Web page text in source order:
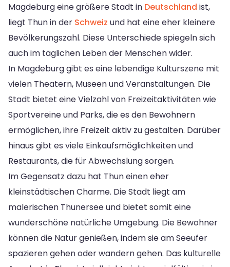
Magdeburg eine größere Stadt in Deutschland ist,
liegt Thun in der Schweiz und hat eine eher kleinere
Bevölkerungszahl. Diese Unterschiede spiegeln sich
auch im täglichen Leben der Menschen wider.
In Magdeburg gibt es eine lebendige Kulturszene mit
vielen Theatern, Museen und Veranstaltungen. Die
Stadt bietet eine Vielzahl von Freizeitaktivitäten wie
Sportvereine und Parks, die es den Bewohnern
ermöglichen, ihre Freizeit aktiv zu gestalten. Darüber
hinaus gibt es viele Einkaufsmöglichkeiten und
Restaurants, die für Abwechslung sorgen.
Im Gegensatz dazu hat Thun einen eher
kleinstädtischen Charme. Die Stadt liegt am
malerischen Thunersee und bietet somit eine
wunderschöne natürliche Umgebung. Die Bewohner
können die Natur genießen, indem sie am Seeufer
spazieren gehen oder wandern gehen. Das kulturelle